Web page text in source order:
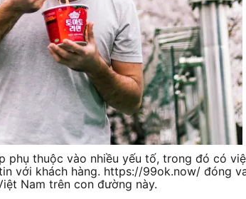
phụ thuộc vào nhiều yếu tố, trong đó có
với khách hàng. https://99ok.now/ đóng
Nam trên con đường này.